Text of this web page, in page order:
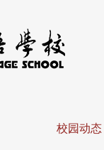
校园动态